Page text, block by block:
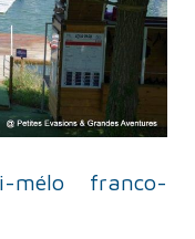
mélo franco-